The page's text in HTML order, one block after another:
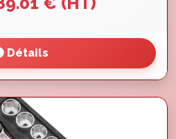
Détails